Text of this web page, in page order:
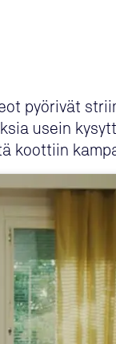
pyörivät
usein
koottiin